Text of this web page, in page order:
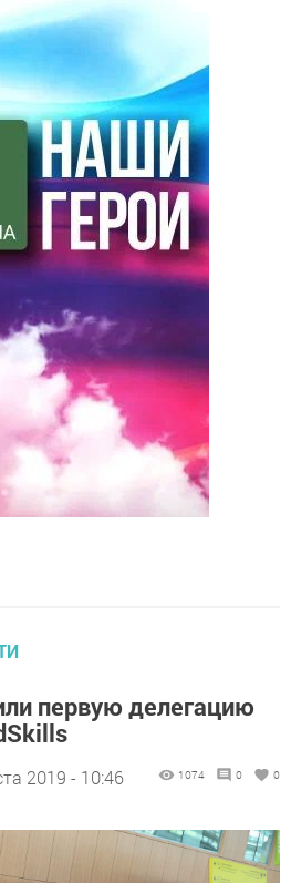
первую делегацию
2019 - 10:46 1074 0 0